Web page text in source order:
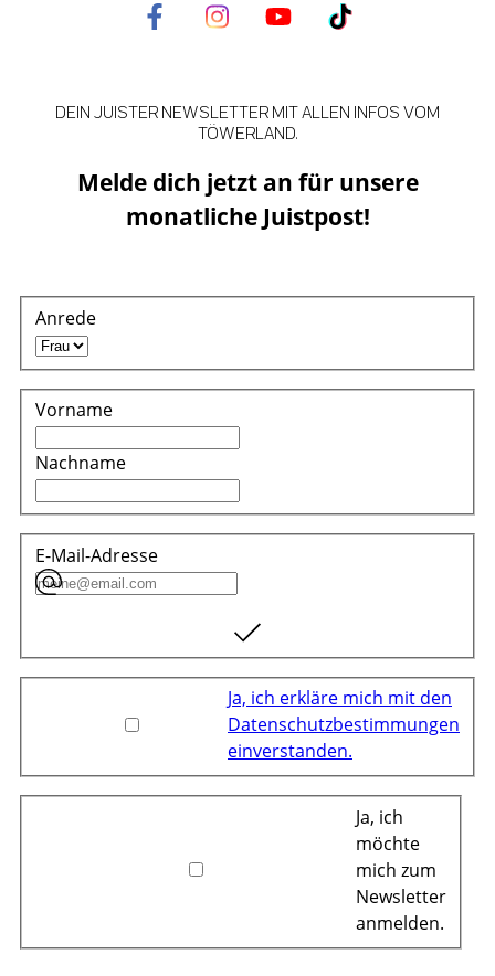
Melde dich jetzt an für unsere
monatliche Juistpost!
DEIN JUISTER NEWSLETTER MIT ALLEN INFOS VOM
TÖWERLAND.
Anrede
Vorname
Nachname
E-Mail-Adresse
Ja, ich erkläre mich mit den
Datenschutzbestimmungen
einverstanden.
Ja, ich
möchte
mich zum
Newsletter
anmelden.